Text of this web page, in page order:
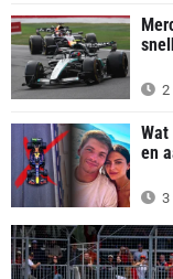
2
en
3